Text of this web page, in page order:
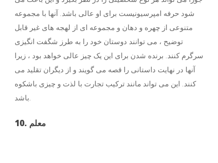
شود حرفه امپرسیونیست برای او عالی باشد. آنها با مجموعه
متنوعی از چهره و دهان و مجموعه ای از لهجه های غیر قابل
توضیح ، می توانند دوستان خود را به طرز شگفت انگیزی
سرگرم کنند. برنده شدن برای این یک چیز عالی خواهد بود ، زیرا
آنها در نهایت داستانی را قصه می گویند و از دیگران تقلید می
کنند. این می تواند مانند ترکیب تجارت با لذت و چیزی باشکوه
باشد.
10. معلم